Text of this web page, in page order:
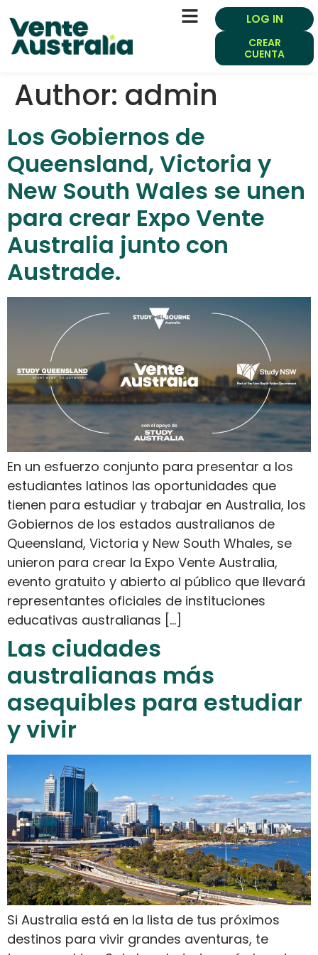
LOG IN
CREAR
CUENTA
Author: admin
Los Gobiernos de
Queensland, Victoria y
New South Wales se unen
para crear Expo Vente
Australia junto con
Austrade.
En un esfuerzo conjunto para presentar a los
estudiantes latinos las oportunidades que
tienen para estudiar y trabajar en Australia, los
Gobiernos de los estados australianos de
Queensland, Victoria y New South Whales, se
unieron para crear la Expo Vente Australia,
evento gratuito y abierto al público que llevará
representantes oficiales de instituciones
educativas australianas […]
Las ciudades
australianas más
asequibles para estudiar
y vivir
Si Australia está en la lista de tus próximos
destinos para vivir grandes aventuras, te